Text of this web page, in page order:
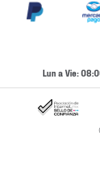
Cambios y
Condiciones de
Ubica tu Tienda
Términos y
Lun a Vie: